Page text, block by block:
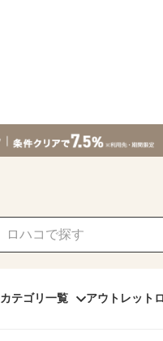
カテゴリ一覧 アウトレット